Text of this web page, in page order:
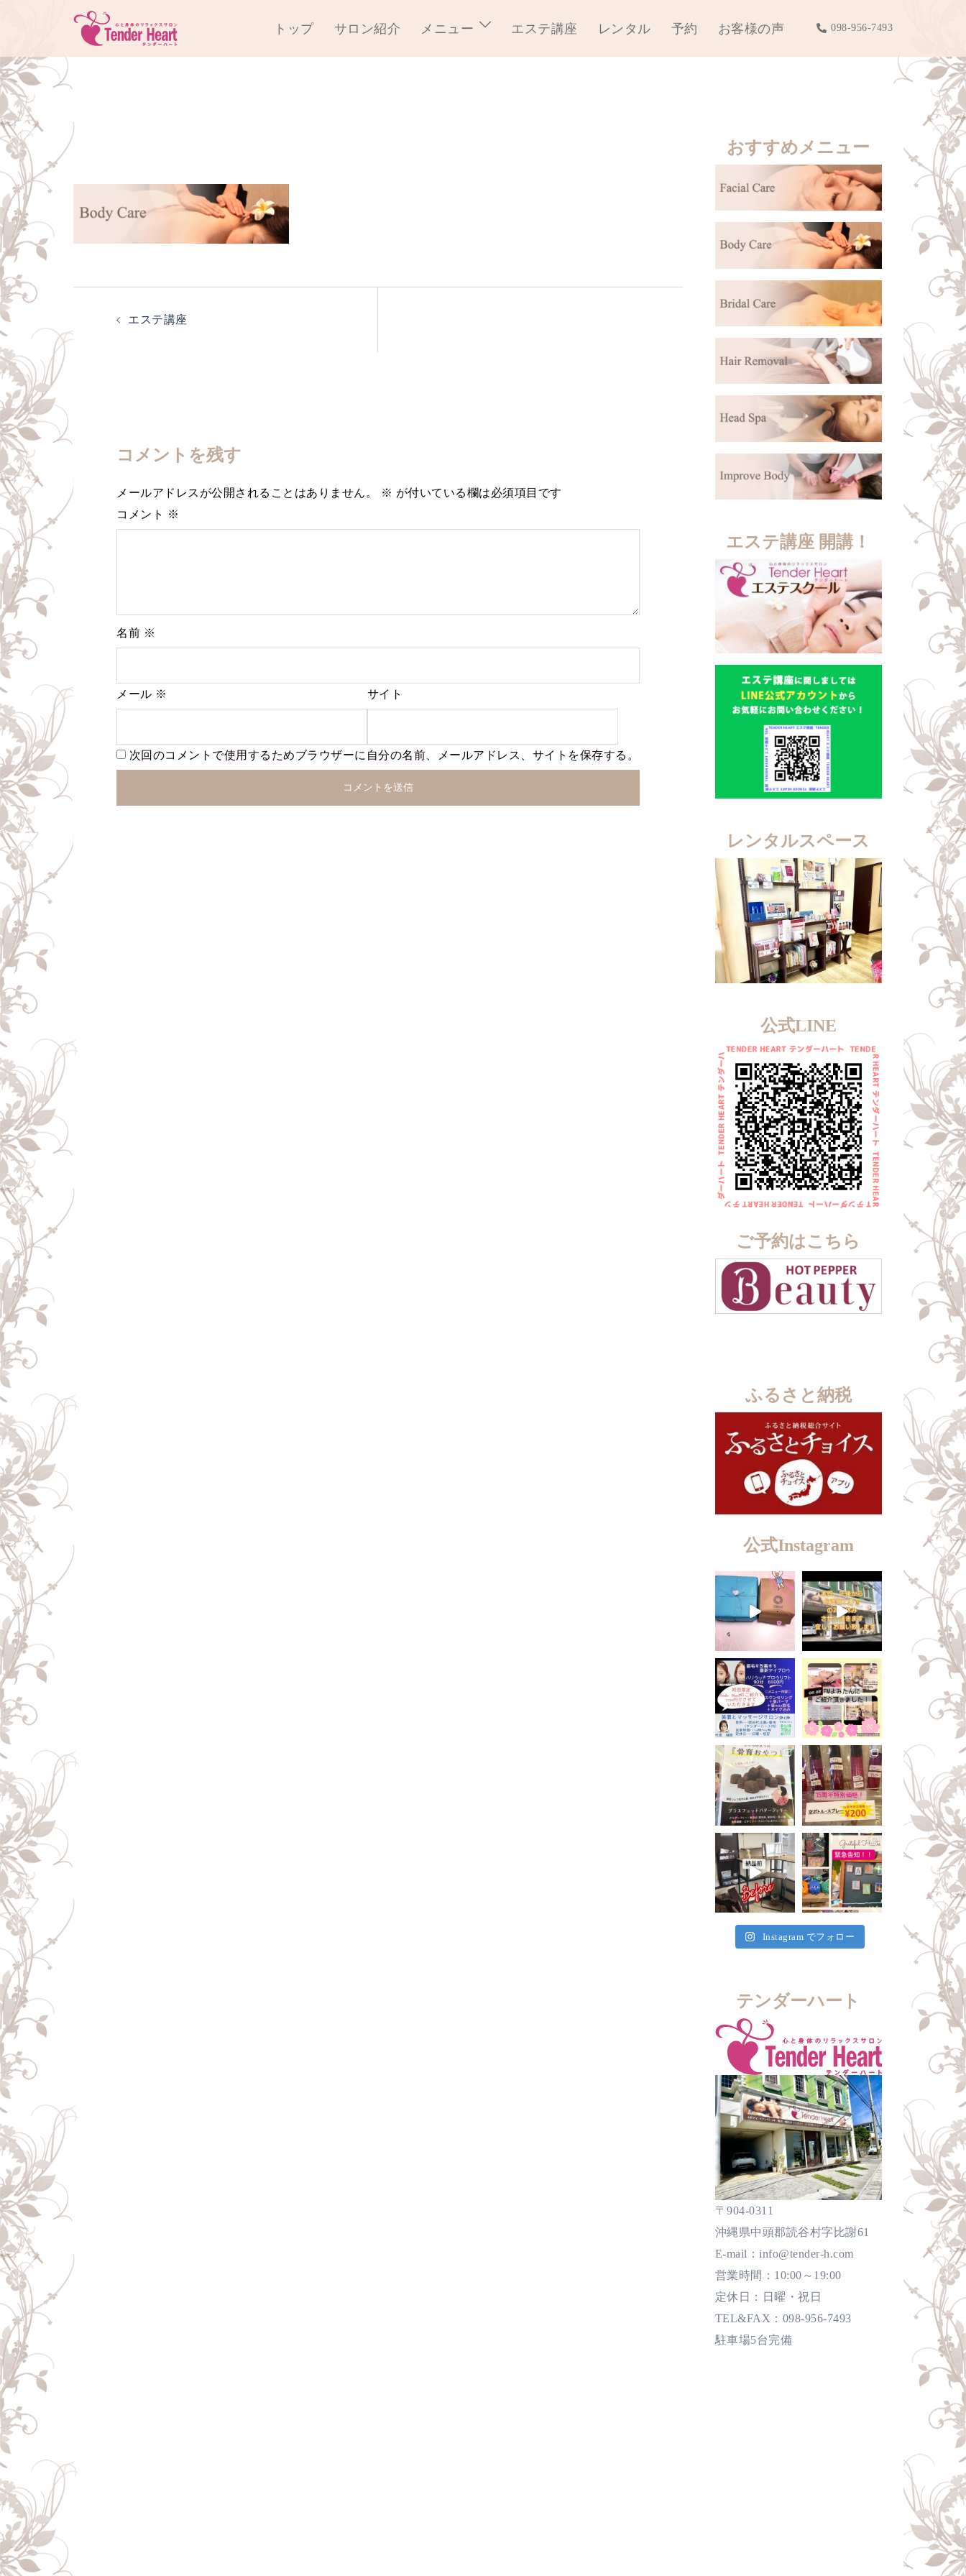
ン
ツ
へ
ス
キ
ッ
プ
トップ サロン紹介 メニュー エステ講座 レンタル 予約 お客様の声 098-956-7493
bannar_course02
ン
エステ講座
コメントを残す
メールアドレスが公開されることはありません。 ※ が付いている欄は必須項目です
コメント
※
名前 ※
メール ※ サイト
次回のコメントで使用するためブラウザーに自分の名前、メールアドレス、サイトを保存する。
おすすめメニュー
エステ講座 開講！
レンタルスペース
公式LINE
ご予約はこちら
ふるさと納税
公式Instagram
Instagram でフォロー
テンダーハート
〒904-0311
沖縄県中頭郡読谷村字比謝61
E-mail：info@tender-h.com
営業時間：10:00～19:00
定休日：日曜・祝日
TEL&FAX：098-956-7493
駐車場5台完備